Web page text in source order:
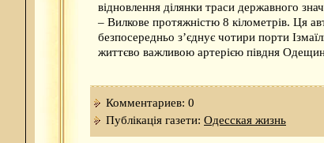
відновлення ділянки траси державного
– Вилкове протяжністю 8 кілометрів. Ця
безпосередньо з’єднує чотири порти
життєво важливою артерією півдня
Комментариев: 0
Публікація газети: Одесская жизнь